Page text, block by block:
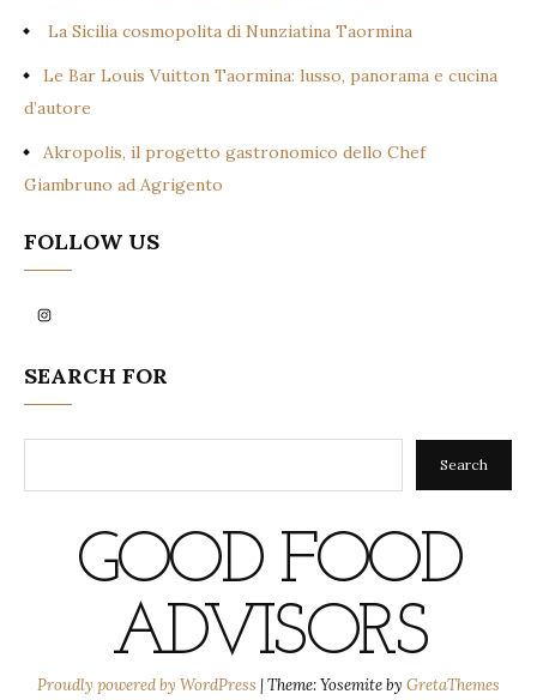
La Sicilia cosmopolita di Nunziatina Taormina
Le Bar Louis Vuitton Taormina: lusso, panorama e cucina
d’autore
Akropolis, il progetto gastronomico dello Chef
Giambruno ad Agrigento
FOLLOW US
Instagram
SEARCH FOR
Search
GOOD FOOD
ADVISORS
Proudly powered by WordPress |Theme: Yosemite by GretaThemes